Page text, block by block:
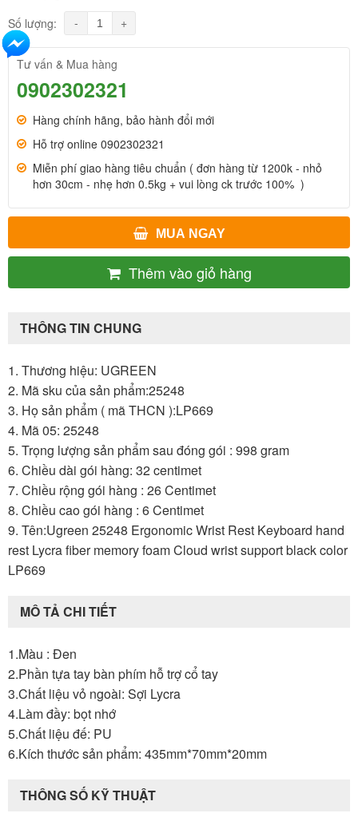
Số lượng:
- +
Tư vấn & Mua hàng
0902302321
Hàng chính hãng, bảo hành đổi mới
Hỗ trợ online 0902302321
Miễn phí giao hàng tiêu chuẩn ( đơn hàng từ 1200k - nhỏ
hơn 30cm - nhẹ hơn 0.5kg + vui lòng ck trước 100% )
MUA NGAY
Thêm vào giỏ hàng
THÔNG TIN CHUNG
1. Thương hiệu: UGREEN
2. Mã sku của sản phẩm:25248
3. Họ sản phẩm ( mã THCN ):LP669
4. Mã 05: 25248
5. Trọng lượng sản phẩm sau đóng gói : 998 gram
6. Chiều dài gói hàng: 32 centimet
7. Chiều rộng gói hàng : 26 Centimet
8. Chiều cao gói hàng : 6 Centimet
9. Tên:Ugreen 25248 Ergonomic Wrist Rest Keyboard hand
rest Lycra fiber memory foam Cloud wrist support black color
LP669
MÔ TẢ CHI TIẾT
1.Màu : Đen
2.Phần tựa tay bàn phím hỗ trợ cổ tay
3.Chất liệu vỏ ngoài: Sợi Lycra
4.Làm đầy: bọt nhớ
5.Chất liệu đế: PU
6.Kích thước sản phẩm: 435mm*70mm*20mm
THÔNG SỐ KỸ THUẬT